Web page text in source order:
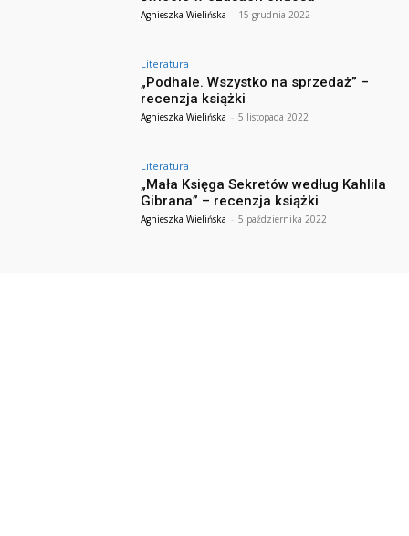
Agnieszka Wielińska - 15 grudnia 2022
Literatura
„Podhale. Wszystko na sprzedaż” –
recenzja książki
Agnieszka Wielińska - 5 listopada 2022
Literatura
„Mała Księga Sekretów według Kahlila
Gibrana” – recenzja książki
Agnieszka Wielińska - 5 października 2022